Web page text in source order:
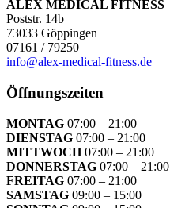
ALEX MEDICAL FITNESS
Poststr. 14b
73033 Göppingen
07161 / 79250
info@alex-medical-fitness.de
Öffnungszeiten
MONTAG 07:00 – 21:00
DIENSTAG 07:00 – 21:00
MITTWOCH07:00 – 21:00
DONNERSTAG 07:00 – 21:00
FREITAG 07:00 – 21:00
SAMSTAG 09:00 – 15:00